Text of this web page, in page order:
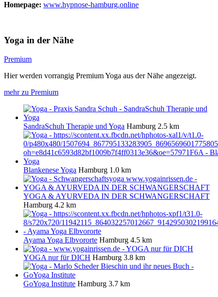
Homepage: www.hypnose-hamburg.online
Yoga in der Nähe
Premium
Hier werden vorrangig Premium Yoga aus der Nähe angezeigt.
mehr zu Premium
SandraSchuh Therapie und Yoga Hamburg 2.5 km
Blankenese Yoga Hamburg 1.0 km
YOGA & AYURVEDA IN DER SCHWANGERSCHAFT
Hamburg 4.2 km
Ayama Yoga Elbvororte Hamburg 4.5 km
YOGA nur für DICH Hamburg 3.8 km
GoYoga Institute Hamburg 3.7 km